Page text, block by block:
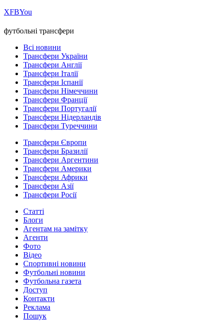
ХFBYou
футбольні трансфери
Всі новини
Трансфери України
Трансфери Англії
Трансфери Італії
Трансфери Іспанії
Трансфери Німеччини
Трансфери Франції
Трансфери Португалії
Трансфери Нідерландів
Трансфери Туреччини
Трансфери Європи
Трансфери Бразилії
Трансфери Аргентини
Трансфери Америки
Трансфери Африки
Трансфери Азії
Трансфери Росії
Статті
Блоги
Агентам на замітку
Агенти
Фото
Відео
Спортивні новини
Футбольні новини
Футбольна газета
Доступ
Контакти
Реклама
Пошук